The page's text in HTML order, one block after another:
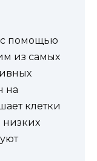
с помощью
из самых
на
клетки
низких